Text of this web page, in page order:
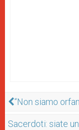
“Non siamo
Sacerdoti: siate